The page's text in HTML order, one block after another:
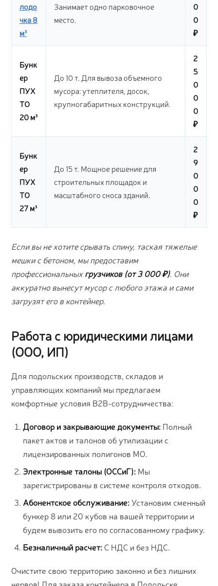
лодо
чка 8
м³
Занимает одно парковочное
место.
0
0
₽
Бунк
ер
ПУХ
ТО
20 м³
До 10 т. Для вывоза объемного
мусора: утеплителя, досок,
крупногабаритных конструкций.
2
5
0
0
0
₽
Бунк
ер
ПУХ
ТО
27 м³
До 15 т. Мощное решение для
строительных площадок и
масштабного сноса зданий.
2
9
0
0
0
₽
Если вы не хотите срывать спину, таская тяжелые
мешки с бетоном, мы предоставим
профессиональныхгрузчиков (от 3 000 ₽). Они
аккуратно вынесут мусор с любого этажа и сами
загрузят его в контейнер.
Работа с юридическими лицами
(ООО, ИП)
Для подольских производств, складов и
управляющих компаний мы предлагаем
комфортные условия B2B-сотрудничества:
Договор и закрывающие документы: Полный
пакет актов и талонов об утилизации с
лицензированных полигонов МО.
Электронные талоны (ОССиГ): Мы
зарегистрированы в системе контроля отходов.
Абонентское обслуживание:Установим сменный
бункер 8 или 20 кубов на вашей территории и
будем вывозить его по согласованному графику.
Безналичный расчет: С НДС и без НДС.
Очистите свою территорию законно и без лишних
нервов! Для заказа контейнера в Подольске